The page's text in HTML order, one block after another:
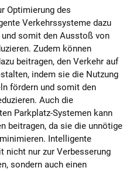
Optimierung des
Verkehrssysteme dazu
somit den Ausstoß von
Zudem können
beitragen, den Verkehr auf
indem sie die Nutzung
fördern und somit den
Auch die
Parkplatz-Systemen kann
beitragen, da sie die unnötige
Intelligente
nicht nur zur Verbesserung
sondern auch einen